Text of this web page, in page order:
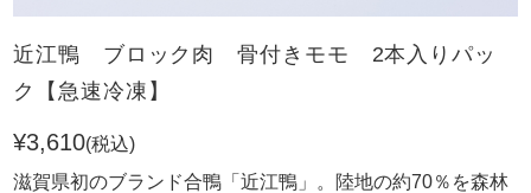
近江鴨 ブロック肉 骨付きモモ 2本入りパッ
ク【急速冷凍】
¥3,610(税込)
滋賀県初のブランド合鴨「近江鴨」。陸地の約70％を森林